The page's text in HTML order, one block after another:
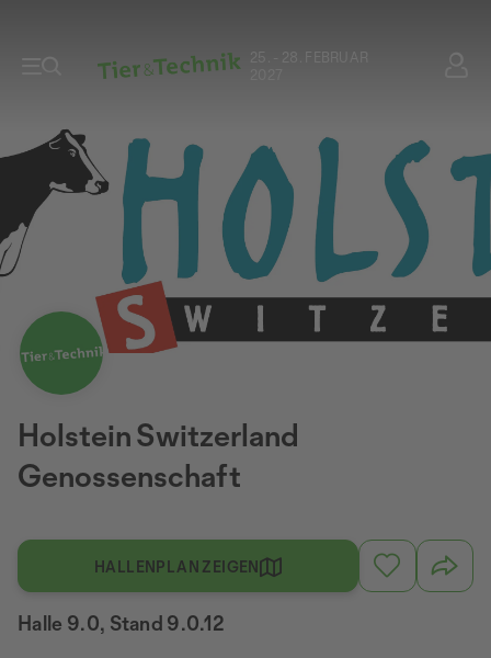
25. - 28. FEBRUAR
Holstein Switzerland
Genossenschaft
HALLENPLAN ZEIGEN
Halle 9.0, Stand 9.0.12